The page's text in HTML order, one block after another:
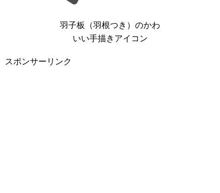
羽子板（羽根つき）のかわ
いい手描きアイコン
スポンサーリンク